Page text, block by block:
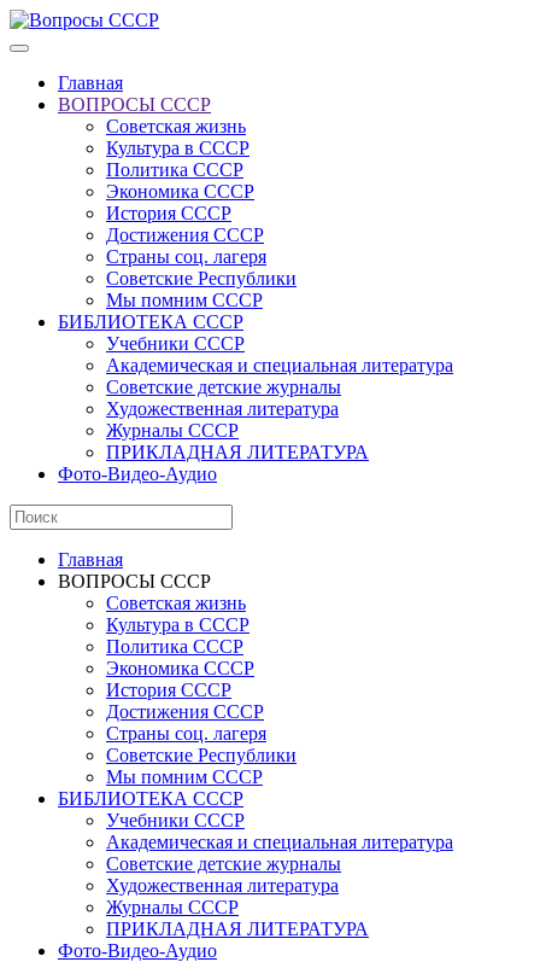
Главная
ВОПРОСЫ СССР
Советская жизнь
Культура в СССР
Политика СССР
Экономика СССР
История СССР
Достижения СССР
Страны соц. лагеря
Советские Республики
Мы помним СССР
БИБЛИОТЕКА СССР
Учебники СССР
Академическая и специальная литература
Советские детские журналы
Художественная литература
Журналы СССР
ПРИКЛАДНАЯ ЛИТЕРАТУРА
Фото-Видео-Аудио
Главная
ВОПРОСЫ СССР
Советская жизнь
Культура в СССР
Политика СССР
Экономика СССР
История СССР
Достижения СССР
Страны соц. лагеря
Советские Республики
Мы помним СССР
БИБЛИОТЕКА СССР
Учебники СССР
Академическая и специальная литература
Советские детские журналы
Художественная литература
Журналы СССР
ПРИКЛАДНАЯ ЛИТЕРАТУРА
Фото-Видео-Аудио